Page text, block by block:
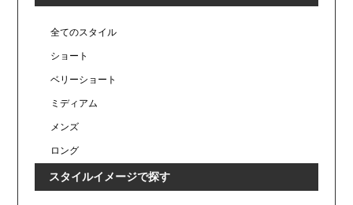
全てのスタイル
ショート
ベリーショート
ミディアム
メンズ
ロング
スタイルイメージで探す